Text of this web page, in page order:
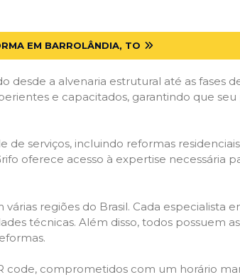
EM BARROLÂNDIA, TO
desde a alvenaria estrutural até as fases
e capacitados, garantindo que
serviços, incluindo reformas
oferece acesso à expertise necessária
regiões do Brasil. Cada especialista
técnicas. Além disso, todos possuem
code, comprometidos com um horário